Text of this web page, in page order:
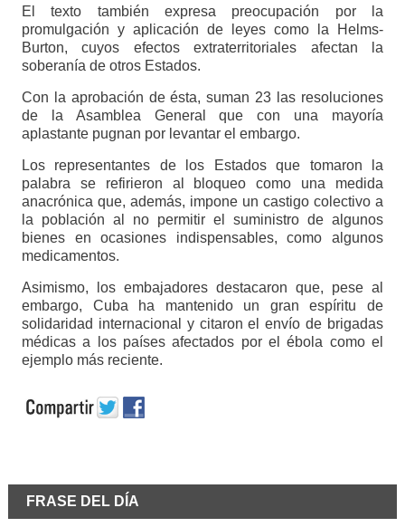
El texto también expresa preocupación por la
promulgación y aplicación de leyes como la Helms-
Burton, cuyos efectos extraterritoriales afectan la
soberanía de otros Estados.
Con la aprobación de ésta, suman 23 las resoluciones
de la Asamblea General que con una mayoría
aplastante pugnan por levantar el embargo.
Los representantes de los Estados que tomaron la
palabra se refirieron al bloqueo como una medida
anacrónica que, además, impone un castigo colectivo a
la población al no permitir el suministro de algunos
bienes en ocasiones indispensables, como algunos
medicamentos.
Asimismo, los embajadores destacaron que, pese al
embargo, Cuba ha mantenido un gran espíritu de
solidaridad internacional y citaron el envío de brigadas
médicas a los países afectados por el ébola como el
ejemplo más reciente.
FRASE DEL DÍA